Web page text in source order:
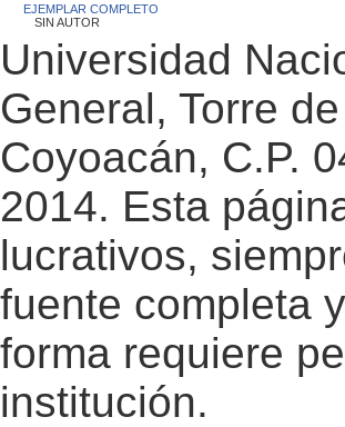
EJEMPLAR COMPLETO
SIN AUTOR
Universidad
General, Torre
Coyoacán, C.P.
2014. Esta
lucrativos,
fuente completa
forma requiere
institución.